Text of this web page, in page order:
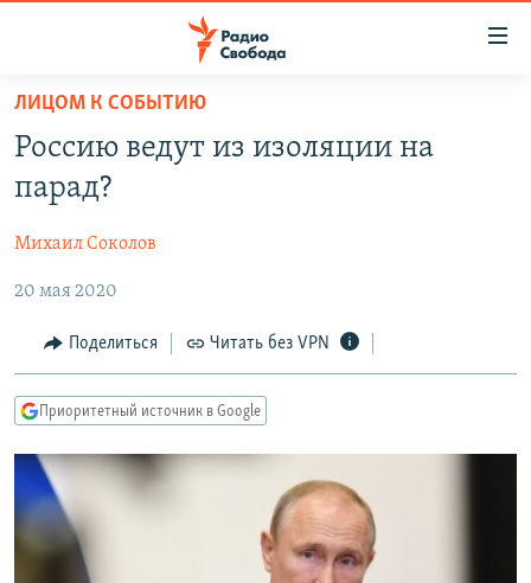
упрощенного
доступа
основному
Вернутся
главной
навигации
Вернутся
поиску
АВТОРСКИЕ ПРОЕКТЫ
ЦИТАТЫ СВОБОДЫ
МНЕНИЯ
КУЛЬТУРА
IDEL.РЕАЛИИ
КАВКАЗ.РЕАЛИИ
СЕВЕР.РЕАЛИИ
СИБИРЬ.РЕАЛИИ
РАСПИСАНИЕ ВЕЩАНИЯ
ЛИЦОМ К СОБЫТИЮ
Россию ведут из изоляции на
парад?
Михаил Соколов
20 мая 2020
Поделиться Читать без VPN
Приоритетный источник в Google